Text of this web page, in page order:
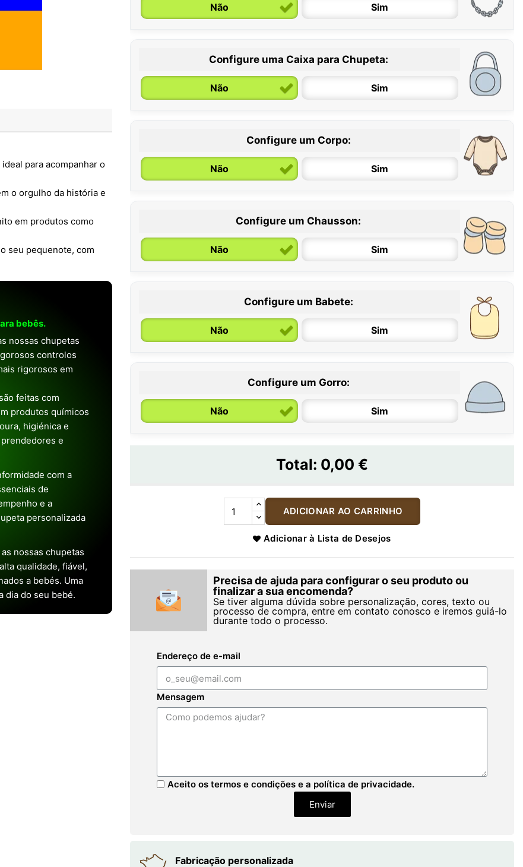
para acompanhar o
o orgulho da história e
em produtos como
seu pequenote, com
bebês.
nossas chupetas
controlos
rigorosos em
feitas com
produtos químicos
higiénica e
e
com a
de
e a
personalizada
nossas chupetas
qualidade, fiável,
a bebés. Uma
dia do seu bebé.
Não Sim
Configure uma Caixa para Chupeta:
Não Sim
Configure um Corpo:
Não Sim
6 / 12 meses 12 / 18 meses
Configure um Chausson:
Não Sim
Configure um Babete:
Não Sim
Configure um Gorro:
Não Sim
Total: 0,00 €
ADICIONAR AO CARRINHO
Adicionar à Lista de Desejos
Precisa de ajuda para configurar o seu produto ou
finalizar a sua encomenda?
Se tiver alguma dúvida sobre personalização, cores, texto ou
processo de compra, entre em contato conosco e iremos guiá-lo
durante todo o processo.
Endereço de e-mail
Mensagem
Aceito os termos e condições e a política de privacidade.
Enviar
Fabricação personalizada